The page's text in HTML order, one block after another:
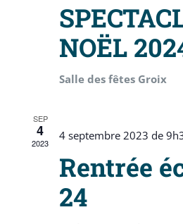
NOËL
Salle des fêtes Groix
SEP
4
2023
4 septembre 2023 de
Rentrée
24